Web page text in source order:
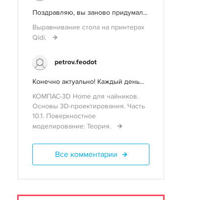
Поздравляю, вы заново придумал...
Выравнивание стола на принтерах
Qidi.
petrov.feodot
Конечно актуально! Каждый день...
КОМПАС-3D Home для чайников.
Основы 3D-проектирования. Часть
10.1. Поверхностное
моделирование: Теория.
Все комментарии